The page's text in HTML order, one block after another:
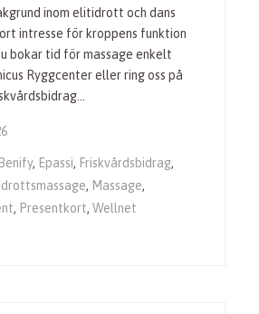
inom elitidrott och dans
intresse för kroppens funktion
bokar tid för massage enkelt
Ryggcenter eller ring oss på
Benify, Epassi, Friskvårdsbidrag,
Idrottsmassage, Massage,
, Presentkort,Wellnet